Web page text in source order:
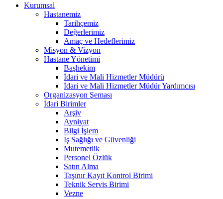
Kurumsal
Hastanemiz
Tarihçemiz
Değerlerimiz
Amaç ve Hedeflerimiz
Misyon & Vizyon
Hastane Yönetimi
Başhekim
İdari ve Mali Hizmetler Müdürü
İdari ve Mali Hizmetler Müdür Yardımcısı
Organizasyon Şeması
İdari Birimler
Arşiv
Ayniyat
Bilgi İşlem
İş Sağlığı ve Güvenliği
Mutemetlik
Personel Özlük
Satın Alma
Taşınır Kayıt Kontrol Birimi
Teknik Servis Birimi
Vezne